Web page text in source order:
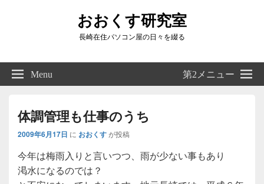
おおくす研究室
長崎在住パソコン屋の日々を綴る
Right
Sidebar
Widget
Menu 第2メニュー
体調管理も仕事のうち
2009年6月17日 に おおくすが投稿
今年は梅雨入りと言いつつ、雨が少ない事もあり
渇水になるのでは？